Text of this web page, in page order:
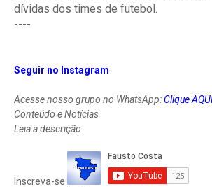
dívidas dos times de futebol.
----
Seguir no Instagram
Acesse nosso grupo no WhatsApp:Clique
Conteúdo e Notícias
Leia a descrição
Inscreva-se